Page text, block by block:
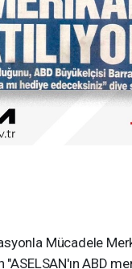
Mücadele
"ASELSAN'ın ABD